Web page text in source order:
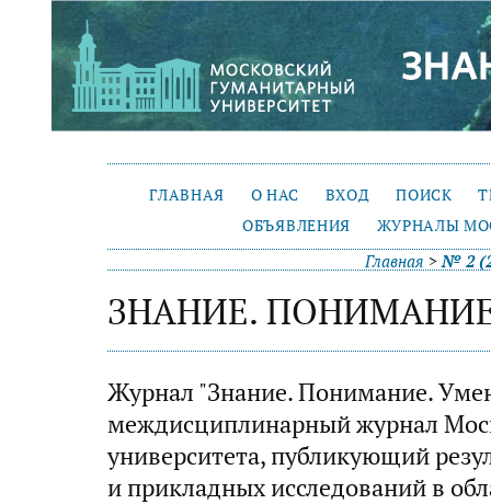
ГЛАВНАЯ О НАС ВХОД ПОИСК
ОБЪЯВЛЕНИЯ
ЖУРНАЛЫ
Главная >№ 2
ЗНАНИЕ.
Журнал "Знание. Понимание.
междисциплинарный журнал
университета, публикующий
и прикладных исследований в